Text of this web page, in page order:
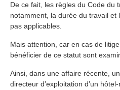
De ce fait, les règles du Code du
notamment, la durée du travail et
pas applicables.
Mais attention, car en cas de
bénéficier de ce statut sont
Ainsi, dans une affaire récente,
directeur d’exploitation d’un